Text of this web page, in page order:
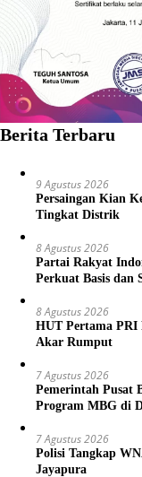
Berita Terbaru
9 Agustus 2026
Persaingan Kian
Tingkat Distrik
8 Agustus 2026
Partai Rakyat
Perkuat Basis dan
8 Agustus 2026
HUT Pertama
Akar Rumput
7 Agustus 2026
Pemerintah Pusat
Program MBG di
7 Agustus 2026
Polisi Tangkap
Jayapura